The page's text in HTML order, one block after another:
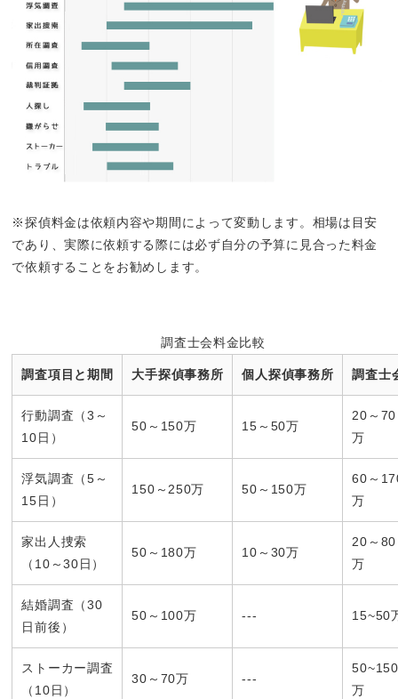
※探偵料金は依頼内容や期間によって変動します。相場は目安
であり、実際に依頼する際には必ず自分の予算に見合った料金
で依頼することをお勧めします。
調査士会料金比較
調査項目と期間 大手探偵事務所 個人探偵事務所 調査士
行動調査（3～
10日）
50～150万 15～50万
20～70
万
浮気調査（5～
15日）
150～250万 50～150万
60～
万
家出人捜索
（10～30日）
50～180万 10～30万
20～80
万
結婚調査（30
日前後）
50～100万 --- 15~50
ストーカー調査
（10日）
30～70万 ---
50~150
万